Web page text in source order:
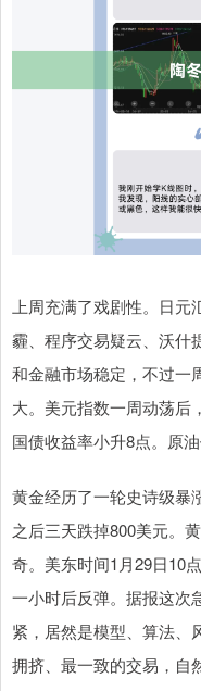
上周充满了戏剧性。日
霾、程序交易疑云、沃什
和金融市场稳定，不过一
大。美元指数一周动荡后
国债收益率小升8点。原
黄金经历了一轮史诗级暴
之后三天跌掉800美元。
奇。美东时间1月29日10
一小时后反弹。据报这次
紧，居然是模型、算法、
拥挤、最一致的交易，自